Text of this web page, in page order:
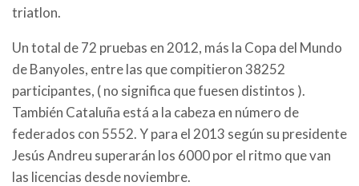
triatlon.
Un total de 72 pruebas en 2012, más la Copa del Mundo
de Banyoles, entre las que compitieron 38252
participantes, ( no significa que fuesen distintos ).
También Cataluña está a la cabeza en número de
federados con 5552. Y para el 2013 según su presidente
Jesús Andreu superarán los 6000 por el ritmo que van
las licencias desde noviembre.